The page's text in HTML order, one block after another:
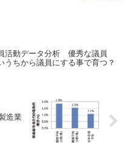
活動データ分析 優秀な議員
うちから議員にする事で育つ？
造業